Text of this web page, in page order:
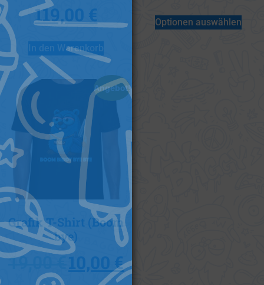
119,00 €
In den Warenkorb
Optionen auswählen
Angebot!
Grafik T-Shirt (Boom
bye)
19,00 10,00 €